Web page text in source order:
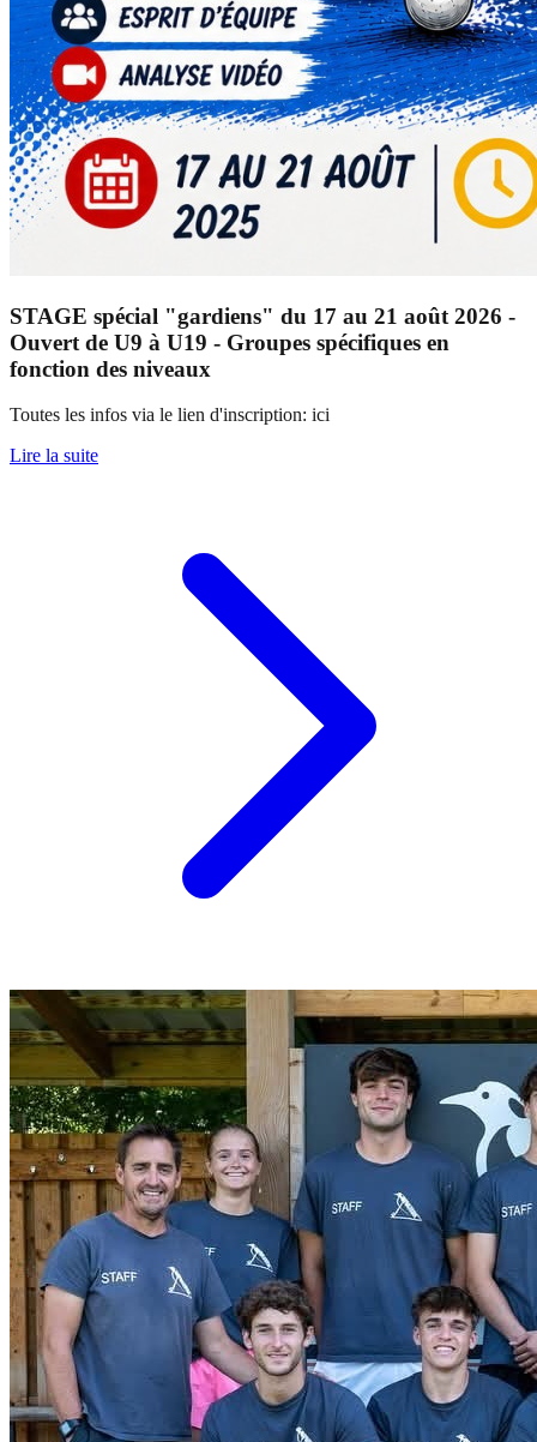
STAGE spécial "gardiens" du 17 au 21 août 2026 -
Ouvert de U9 à U19 - Groupes spécifiques en
fonction des niveaux
Toutes les infos via le lien d'inscription: ici
Lire la suite